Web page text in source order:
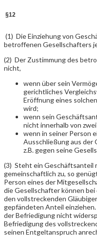
§12
(1) Die Einziehung von
betroffenen Gesellschafters
(2) Der Zustimmung des
nicht,
wenn über sein
gerichtliches
Eröffnung eines
wird;
wenn sein
nicht innerhalb von
wenn in seiner Person
Ausschließung aus
z.B. gegen seine
(3) Steht ein Geschäftsanteil
gemeinschaftlich zu, so
Person eines der
die Gesellschafter können
den vollstreckenden
gepfändeten Anteil
der Befriedigung nicht
Befriedigung des
seinen Entgeltanspruch